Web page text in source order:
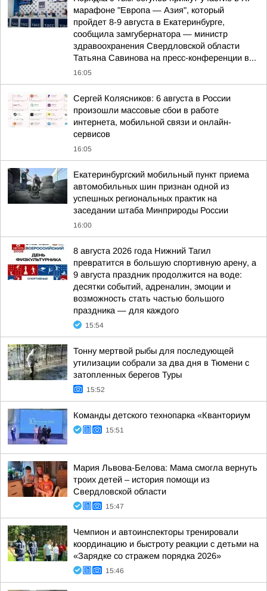
марафоне "Европа — Азия", который
пройдет 8-9 августа в Екатеринбурге,
сообщила замгубернатора — министр
здравоохранения Свердловской области
Татьяна Савинова на пресс-конференции в...
16:05
Сергей Колясников: 6 августа в России
произошли массовые сбои в работе
интернета, мобильной связи и онлайн-
сервисов
16:05
Екатеринбургский мобильный пункт приема
автомобильных шин признан одной из
успешных региональных практик на
заседании штаба Минприроды России
16:00
8 августа 2026 года Нижний Тагил
превратится в большую спортивную арену, а
9 августа праздник продолжится на воде:
десятки событий, адреналин, эмоции и
возможность стать частью большого
праздника — для каждого
15:54
Тонну мертвой рыбы для последующей
утилизации собрали за два дня в Тюмени с
затопленных берегов Туры
15:52
Команды детского технопарка «Кванториум
15:51
Мария Львова-Белова: Мама смогла вернуть
троих детей – история помощи из
Свердловской области
15:47
Чемпион и автоинспекторы тренировали
координацию и быстроту реакции с детьми на
«Зарядке со стражем порядка 2026»
15:46